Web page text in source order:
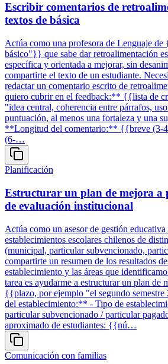
Escribir comentarios de
textos de básica
Actúa como una profesora de Lenguaje
básico"}} que sabe dar retroalimentación
específica y orientada a mejorar, sin
compartirte el texto de un estudiante.
redactar un comentario escrito de
quiero cubrir en el feedback:** {{lista de
"idea central, coherencia entre párrafos,
puntuación, al menos una fortaleza y una
**Longitud del comentario:** {{breve (3-4
(6-…
Planificación
Estructurar un plan de mejora a
de evaluación institucional
Actúa como un asesor de gestión
establecimientos escolares chilenos de
(municipal, particular subvencionado,
compartirte un resumen de los resultados
establecimiento y las áreas que
tarea es ayudarme a estructurar un plan de
{{plazo, por ejemplo "el segundo
del establecimiento:** - Tipo de
particular subvencionado / particular
aproximado de estudiantes: {{nú…
Comunicación con familias